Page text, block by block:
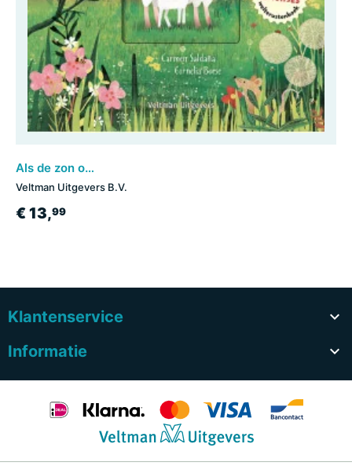
Als de zon ondergaat
Veltman Uitgevers B.V.
€ 13,99
Klantenservice

Informatie
